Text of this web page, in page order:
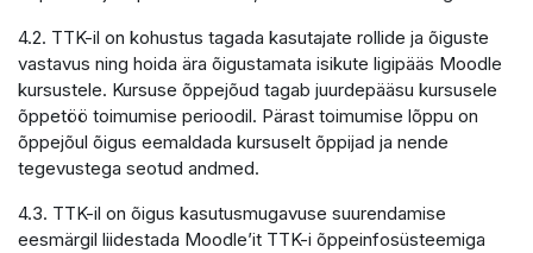
4.2. TTK-il on kohustus tagada kasutajate rollide ja õiguste
vastavus ning hoida ära õigustamata isikute ligipääs Moodle
kursustele. Kursuse õppejõud tagab juurdepääsu kursusele
õppetöö toimumise perioodil. Pärast toimumise lõppu on
õppejõul õigus eemaldada kursuselt õppijad ja nende
tegevustega seotud andmed.
4.3. TTK-il on õigus kasutusmugavuse suurendamise
eesmärgil liidestada Moodle’it TTK-i õppeinfosüsteemiga